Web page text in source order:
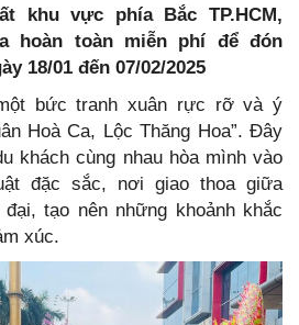
khu vực phía Bắc TP.HCM,
hoàn toàn miễn phí để đón
18/01 đến 07/02/2025
bức tranh xuân rực rỡ và ý
Hoà Ca, Lộc Thăng Hoa”. Đây
khách cùng nhau hòa mình vào
đặc sắc, nơi giao thoa giữa
tạo nên những khoảnh khắc
xúc.